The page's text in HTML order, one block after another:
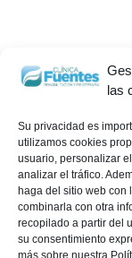
las
Su privacidad es
utilizamos cookies
usuario, personalizar
analizar el tráfico.
haga del sitio web con
combinarla con otra
recopilado a partir del
su consentimiento
más sobre nuestra